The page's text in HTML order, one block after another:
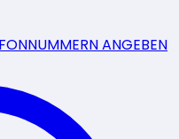
ANGEBEN